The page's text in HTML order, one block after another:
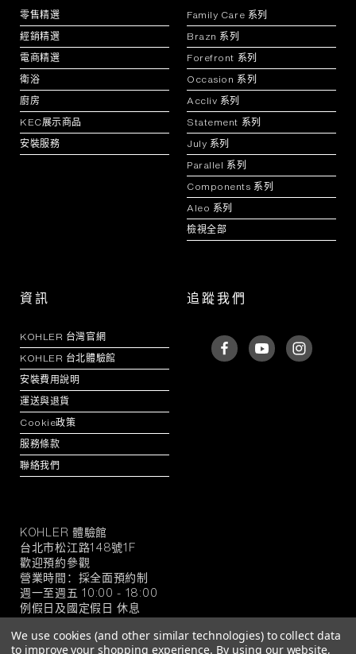
零售精選
經銷精選
電商精選
衛浴
廚房
KEC展示商品
安裝服務
Family Care 系列
Brazn 系列
Forefront 系列
Occasion 系列
Accliv 系列
Statement 系列
July 系列
Parallel 系列
Components 系列
Aleo 系列
檢視全部
資訊
KOHLER 台灣官網
KOHLER 台北體驗館
安裝費用說明
運送與退貨
Cookie政策
服務條款
聯絡我們
追蹤我們
KOHLER
官
方
旗
艦
店
KOHLER 體驗館
台北市松江路148號1F
歡迎預約參觀
營業時間：採全面預約制
週一至週五 10:00 - 18:00
例假日及國定假日 休息
We use cookies (and other similar technologies) to collect data
to improve your shopping experience. By using our website,